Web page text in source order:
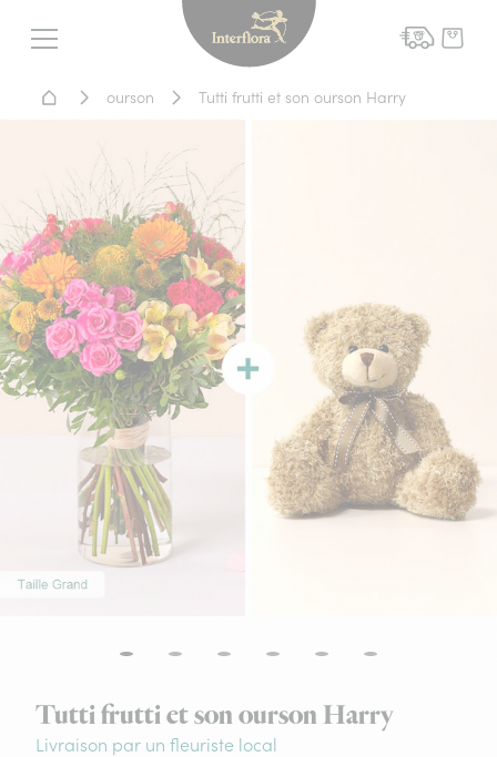
Menu
Interflora - livraison
Accueil - Livraison fleurs
ourson Tutti frutti et son ourson Harry
Tutti frutti et son ourson Harry
Livraison par un fleuriste local